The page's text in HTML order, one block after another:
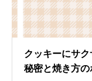
クッキーにサ
秘密と焼き方の